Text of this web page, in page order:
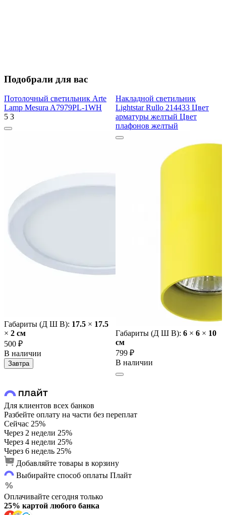
Подобрали для вас
Потолочный светильник Arte
Lamp Mesura A7979PL-1WH
5 3
Габариты (Д Ш В): 17.5 × 17.5
× 2 cм
500 ₽
В наличии
Завтра
Накладной светильник
Lightstar Rullo 214433 Цвет
арматуры желтый Цвет
плафонов желтый
Габариты (Д Ш В): 6 × 6 × 10
cм
799 ₽
В наличии
Для клиентов всех банков
Разбейте оплату на части без переплат
Сейчас 25%
Через 2 недели 25%
Через 4 недели 25%
Через 6 недель 25%
Добавляйте товары в корзину
Выбирайте способ оплаты Плайт
Оплачивайте сегодня только
25% картой любого банка